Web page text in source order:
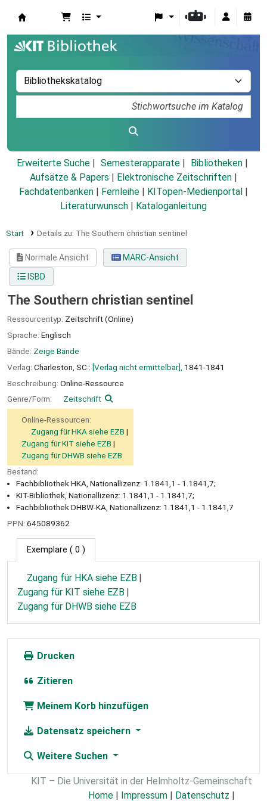
Erweiterte Suche Semesterapparate
Bibliotheken
Aufsätze & Papers
Elektronische Zeitschriften
Fachdatenbanken
Fernleihe KITopen-Medienportal
Literaturwunsch
Kataloganleitung
Start Details zu: The Southern christian sentinel
Normale Ansicht
MARC-Ansicht
ISBD
The Southern christian sentinel
Ressourcentyp: Zeitschrift (Online)
Sprache: Englisch
Bände: Zeige Bände
Verlag: Charleston, SC : [Verlag nicht ermittelbar], 1841-1841
Beschreibung: Online-Ressource
Genre/Form:
Zeitschrift
Online-Ressourcen:
Zugang für HKA siehe EZB
Zugang für KIT siehe EZB
Zugang für DHWB siehe EZB
Bestand:
Fachbibliothek HKA, Nationallizenz: 1.1841,1 - 1.1841,7;
KIT-Bibliothek, Nationallizenz: 1.1841,1 - 1.1841,7;
Fachbibliothek DHBW-KA, Nationallizenz: 1.1841,1 - 1.1841,7
PPN: 645089362
Exemplare ( 0 )
Zugang für HKA siehe EZB
Zugang für KIT siehe EZB
Zugang für DHWB siehe EZB
Drucken
Zitieren
Meinem Korb hinzufügen
Datensatz speichern
Weitere Suchen
KIT – Die Universität in der Helmholtz-Gemeinschaft
Home | Impressum | Datenschutz |